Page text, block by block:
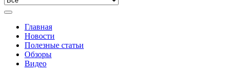
Главная
Новости
Полезные статьи
Обзоры
Видео